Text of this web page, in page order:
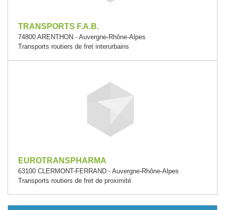
TRANSPORTS F.A.B.
74800 ARENTHON - Auvergne-Rhône-Alpes
Transports routiers de fret interurbains
EUROTRANSPHARMA
63100 CLERMONT-FERRAND - Auvergne-Rhône-Alpes
Transports routiers de fret de proximité